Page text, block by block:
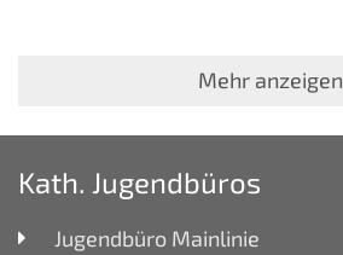
Mehr anzeigen
Kath. Jugendbüros
Jugendbüro Mainlinie